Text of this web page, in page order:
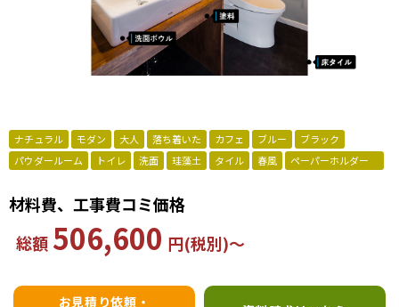
ナチュラル モダン 大人 落ち着いた カフェ ブルー
ブラック
パウダールーム
トイレ 洗面 珪藻土 タイル 春風 ペーパーホルダー
材料費、工事費コミ価格
総額 506,600 円(税別)〜
お見積り依頼・